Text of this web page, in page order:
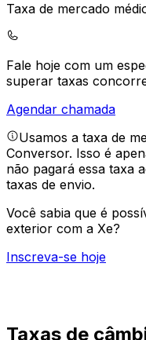
Taxa de mercado
Fale hoje com um
superar taxas
Agendar chamada
Usamos a taxa de
Conversor. Isso é
não pagará essa taxa
taxas de envio.
Você sabia que é
exterior com a Xe?
Inscreva-se hoje
Taxas de